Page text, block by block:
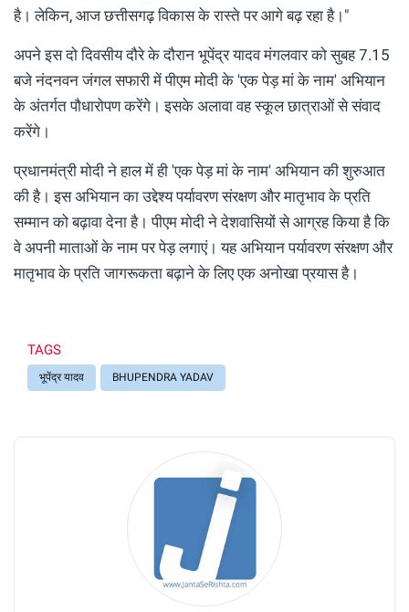
है। लेकिन, आज छत्तीसगढ़ विकास के रास्ते पर आगे बढ़ रहा है।"
अपने इस दो दिवसीय दौरे के दौरान भूपेंद्र यादव मंगलवार को सुबह 7.15
बजे नंदनवन जंगल सफारी में पीएम मोदी के 'एक पेड़ मां के नाम' अभियान
के अंतर्गत पौधारोपण करेंगे। इसके अलावा वह स्कूल छात्राओं से संवाद
करेंगे।
प्रधानमंत्री मोदी ने हाल में ही 'एक पेड़ मां के नाम' अभियान की शुरुआत
की है। इस अभियान का उद्देश्य पर्यावरण संरक्षण और मातृभाव के प्रति
सम्मान को बढ़ावा देना है। पीएम मोदी ने देशवासियों से आग्रह किया है कि
वे अपनी माताओं के नाम पर पेड़ लगाएं। यह अभियान पर्यावरण संरक्षण और
मातृभाव के प्रति जागरूकता बढ़ाने के लिए एक अनोखा प्रयास है।
TAGS
भूपेंद्र यादव BHUPENDRA YADAV